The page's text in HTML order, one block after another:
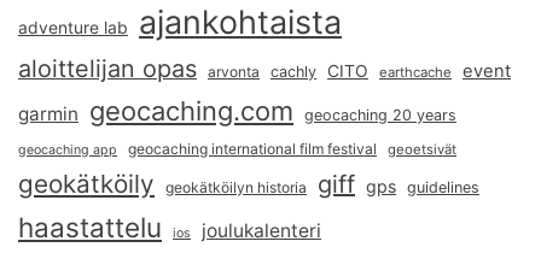
adventure lab ajankohtaista
aloittelijan opas arvonta cachly CITO earthcache event
garmin geocaching.com geocaching 20 years
geocaching app geocaching international film festival geoetsivät
geokätköily geokätköilyn historia giff gps guidelines
haastattelu ios joulukalenteri